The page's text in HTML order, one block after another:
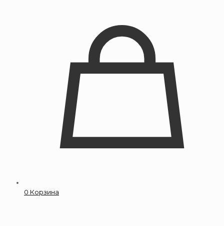
0 Корзина